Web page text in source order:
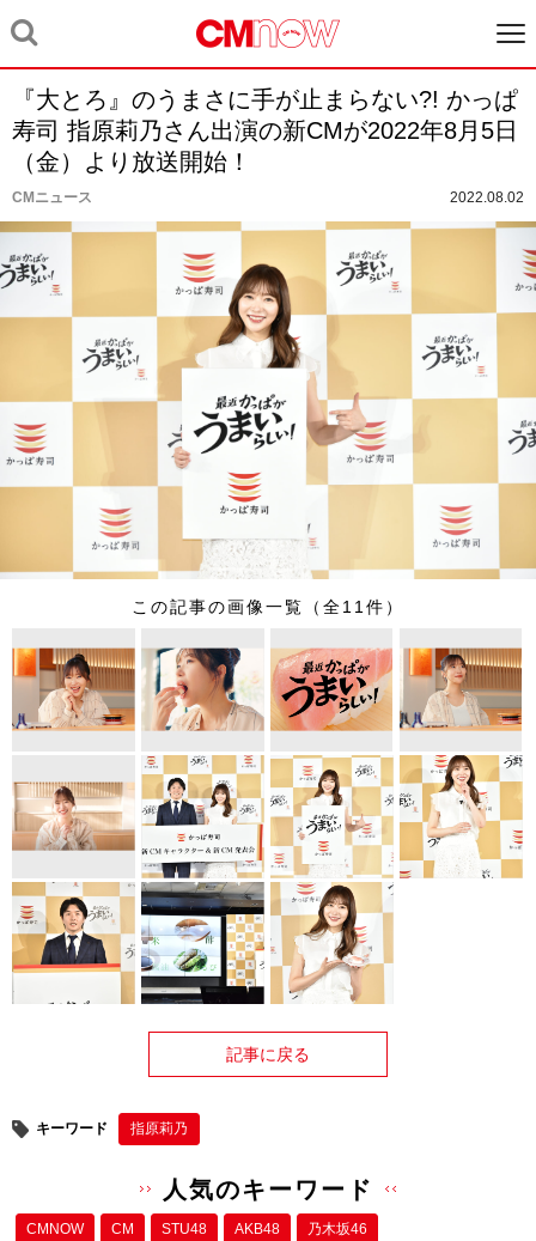
『大とろ』のうまさに手が止まらない?! かっぱ
寿司 指原莉乃さん出演の新CMが2022年8月5日
（金）より放送開始！
CMニュース 2022.08.02
この記事の画像一覧（全11件）
記事に戻る
キーワード 指原莉乃
人気のキーワード
CMNOW CM STU48 AKB48 乃木坂46